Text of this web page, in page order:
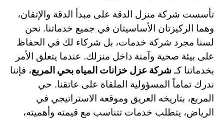
تأسست شركة منزل الدقة على مبدأ الدقة والإتقان،
وهما الركيزتان الأساسيتان في جميع خدماتنا. نحن
لسنا مجرد شركة خدمات، بل شركاء لك في الحفاظ
على بيئة صحية وآمنة داخل منزلك. عندما يتعلق الأمر
بخدماتنا كـشركة عزل خزانات المياه بحي المربع، فإننا
ندرك تماماً المسؤولية الملقاة على عاتقنا. حي
المربع، بتاريخه العريق وموقعه الاستراتيجي في
الرياض، يتطلب خدمات تتناسب مع قيمته وأهميته،